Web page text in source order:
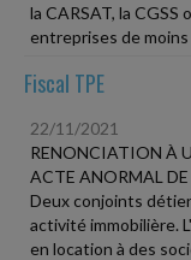
la CARSAT, la
entreprises de moins
Fiscal TPE
22/11/2021
RENONCIATION À
ACTE ANORMAL
Deux conjoints
activité immobilière.
en location à des